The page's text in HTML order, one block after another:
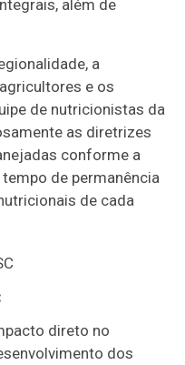
além de
a
e os
de nutricionistas da
as diretrizes
conforme a
de permanência
de cada
direto no
dos